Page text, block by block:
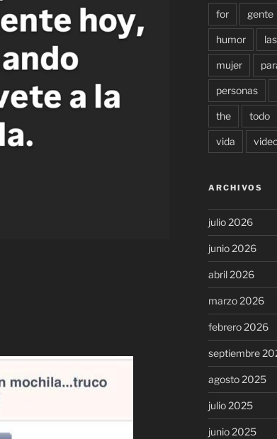
for gente
humor las
mujer
personas
the todo
vida
ARCHIVOS
julio 2026
junio 2026
abril 2026
marzo 2026
febrero 2026
septiembre
agosto 2025
julio 2025
junio 2025